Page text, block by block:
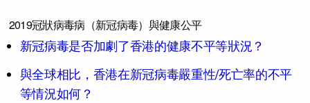
2019冠狀病毒病（新冠病毒）與健康公平
新冠病毒是否加劇了香港的健康不平等狀況？
與全球相比，香港在新冠病毒嚴重性/死亡率的不平
等情況如何？